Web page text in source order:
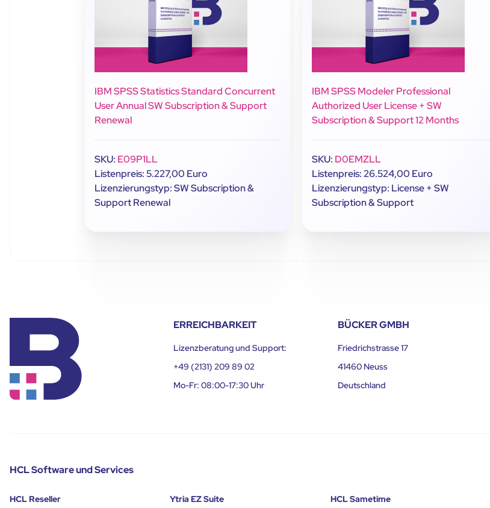
IBM SPSS Statistics Standard Concurrent
User Annual SW Subscription & Support
Renewal
SKU: E09P1LL
Listenpreis: 5.227,00 Euro
Lizenzierungstyp: SW Subscription &
Support Renewal
IBM SPSS Modeler Professional
Authorized User License + SW
Subscription & Support 12 Months
SKU: D0EMZLL
Listenpreis: 26.524,00 Euro
Lizenzierungstyp: License + SW
Subscription & Support
ERREICHBARKEIT
Lizenzberatung und Support:
+49 (2131) 209 89 02
Mo-Fr: 08:00-17:30 Uhr
BÜCKER GMBH
Friedrichstrasse 17
41460 Neuss
Deutschland
HCL Software und Services
HCL Reseller Ytria EZ Suite HCL Sametime